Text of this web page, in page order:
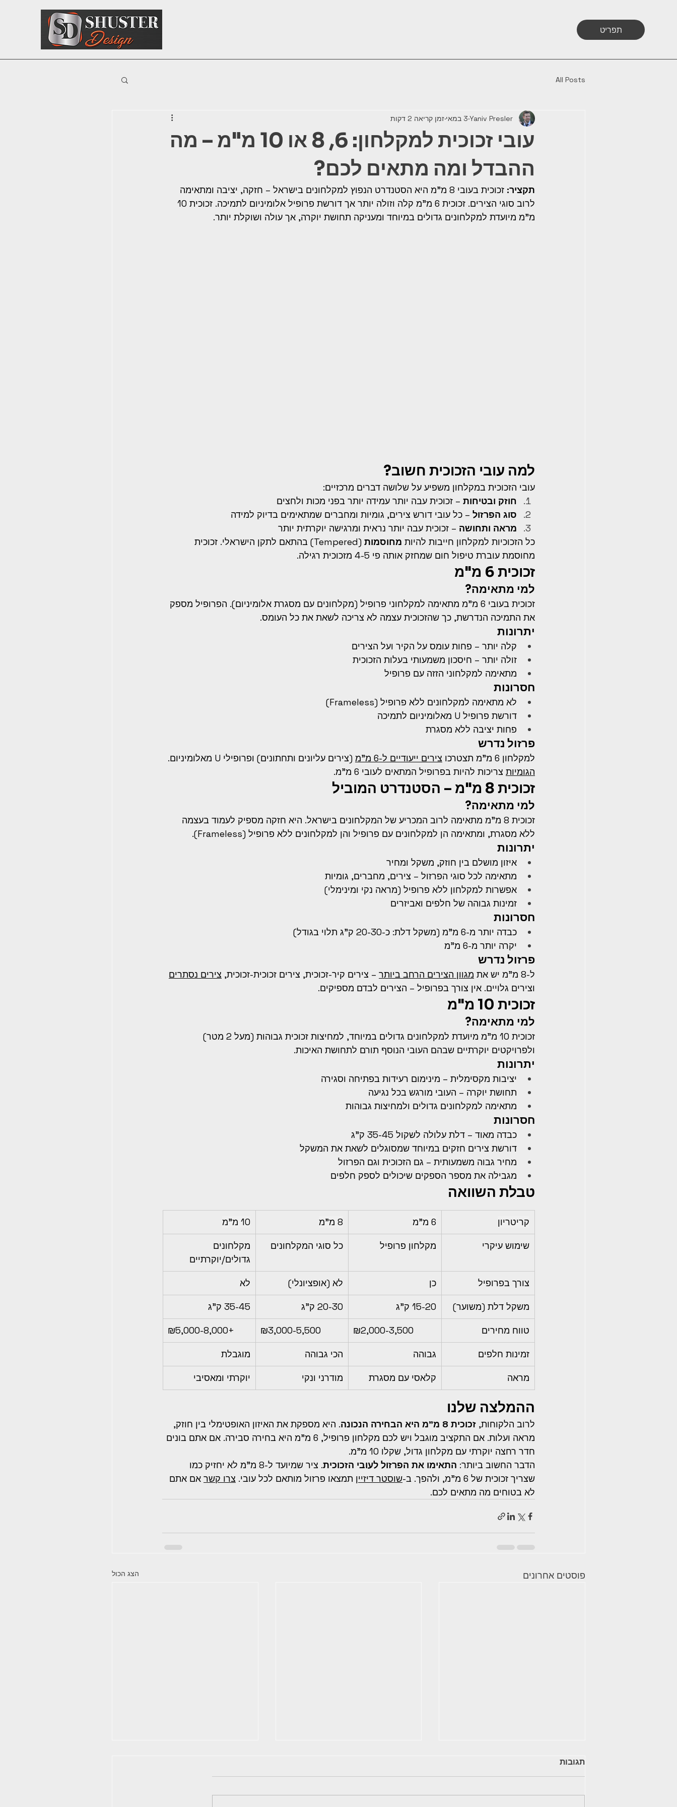
תפריט
All Posts
עובי זכוכית למקלחון: 6, 8 או 10 מ"מ – מה
ההבדל ומה מתאים לכם?
Yaniv Presler 3 במאי זמן קריאה 2 דקות
תקציר:
זכוכית בעובי 8 מ"מ היא הסטנדרט הנפוץ למקלחונים בישראל – חזקה, יציבה ומתאימה
מ"מ מיועדת למקלחונים גדולים במיוחד ומעניקה תחושת יוקרה, אך עולה ושוקלת יותר.
למה עובי הזכוכית חשוב?
עובי הזכוכית במקלחון משפיע על שלושה דברים מרכזיים:
חוזק ובטיחות – זכוכית עבה יותר עמידה יותר בפני מכות ולחצים
סוג הפרזול – כל עובי דורש צירים, גומיות ומחברים שמתאימים בדיוק למידה
מראה ותחושה – זכוכית עבה יותר נראית ומרגישה יוקרתית יותר
כל הזכוכיות למקלחון חייבות להיות מחוסמות
(Tempered) בהתאם לתקן הישראלי. זכוכית
מחוסמת עוברת טיפול חום שמחזק אותה פי 4-5 מזכוכית רגילה.
זכוכית 6 מ"מ
למי מתאימה?
זכוכית בעובי 6 מ"מ מתאימה למקלחוני פרופיל (מקלחונים עם מסגרת אלומיניום). הפרופיל מספק
את התמיכה הנדרשת, כך שהזכוכית עצמה לא צריכה לשאת את כל העומס.
יתרונות
קלה יותר – פחות עומס על הקיר ועל הצירים
זולה יותר – חיסכון משמעותי בעלות הזכוכית
מתאימה למקלחוני הזזה עם פרופיל
חסרונות
לא מתאימה למקלחונים ללא פרופיל (Frameless)
דורשת פרופיל U מאלומיניום לתמיכה
פחות יציבה ללא מסגרת
פרזול נדרש
למקלחון 6 מ"מ תצטרכו צירים ייעודיים ל-6 מ"מ
(צירים עליונים ותחתונים) ופרופילי U מאלומיניום.
הגומיות צריכות להיות בפרופיל המתאים לעובי 6 מ"מ.
זכוכית 8 מ"מ – הסטנדרט המוביל
למי מתאימה?
זכוכית 8 מ"מ מתאימה לרוב המכריע של המקלחונים בישראל. היא חזקה מספיק לעמוד בעצמה
ללא מסגרת, ומתאימה הן למקלחונים עם פרופיל והן למקלחונים ללא פרופיל (Frameless).
יתרונות
איזון מושלם בין חוזק, משקל ומחיר
מתאימה לכל סוגי הפרזול – צירים, מחברים, גומיות
אפשרות למקלחון ללא פרופיל (מראה נקי ומינימלי)
זמינות גבוהה של חלפים ואביזרים
חסרונות
כבדה יותר מ-6 מ"מ (משקל דלת: כ-20-30 ק"ג תלוי בגודל)
יקרה יותר מ-6 מ"מ
פרזול נדרש
ל-8 מ"מ יש את מגוון הצירים הרחב ביותר – צירים קיר-זכוכית, צירים זכוכית-זכוכית, צירים נסתרים
וצירים גלויים. אין צורך בפרופיל – הצירים לבדם מספיקים.
זכוכית 10 מ"מ
למי מתאימה?
זכוכית 10 מ"מ מיועדת למקלחונים גדולים במיוחד, למחיצות זכוכית גבוהות (מעל 2 מטר)
ולפרויקטים יוקרתיים שבהם העובי הנוסף תורם לתחושת האיכות.
יתרונות
יציבות מקסימלית – מינימום רעידות בפתיחה וסגירה
תחושת יוקרה – העובי מורגש בכל נגיעה
מתאימה למקלחונים גדולים ולמחיצות גבוהות
חסרונות
כבדה מאוד – דלת עלולה לשקול 35-45 ק"ג
דורשת צירים חזקים במיוחד שמסוגלים לשאת את המשקל
מחיר גבוה משמעותית – גם הזכוכית וגם הפרזול
מגבילה את מספר הספקים שיכולים לספק חלפים
טבלת השוואה
קריטריון 6 מ"מ 8 מ"מ 10 מ"מ
שימוש עיקרי מקלחון פרופיל כל סוגי המקלחונים
מקלחונים
גדולים/יוקרתיים
צורך בפרופיל כן לא (אופציונלי) לא
משקל דלת (משוער) 15-20 ק"ג 20-30 ק"ג 35-45 ק"ג
טווח מחירים ₪2,000-3,500
₪3,000-5,500
₪5,000-8,000+
זמינות חלפים גבוהה הכי גבוהה מוגבלת
מראה קלאסי עם מסגרת מודרני ונקי יוקרתי ומאסיבי
ההמלצה שלנו
לרוב הלקוחות, זכוכית 8 מ"מ היא הבחירה הנכונה
. היא מספקת את האיזון האופטימלי בין חוזק,
מראה ועלות. אם התקציב מוגבל ויש לכם מקלחון פרופיל, 6 מ"מ היא בחירה סבירה. אם אתם בונים
חדר רחצה יוקרתי עם מקלחון גדול, שקלו 10 מ"מ.
הדבר החשוב ביותר: התאימו את הפרזול לעובי הזכוכית
. ציר שמיועד ל-8 מ"מ לא יחזיק כמו
שצריך זכוכית של 6 מ"מ, ולהפך. ב-
שוסטר דיזיין תמצאו פרזול מותאם לכל עובי. צרו קשר אם אתם
לא בטוחים מה מתאים לכם.
פוסטים אחרונים הצג הכול
תגובות